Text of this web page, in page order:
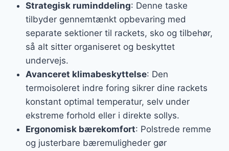
Strategisk ruminddeling: Denne taske
tilbyder gennemtænkt opbevaring med
separate sektioner til rackets, sko og tilbehør,
så alt sitter organiseret og beskyttet
undervejs.
Avanceret klimabeskyttelse: Den
termoisoleret indre foring sikrer dine rackets
konstant optimal temperatur, selv under
ekstreme forhold eller i direkte sollys.
Ergonomisk bærekomfort: Polstrede remme
og justerbare bæremuligheder gør